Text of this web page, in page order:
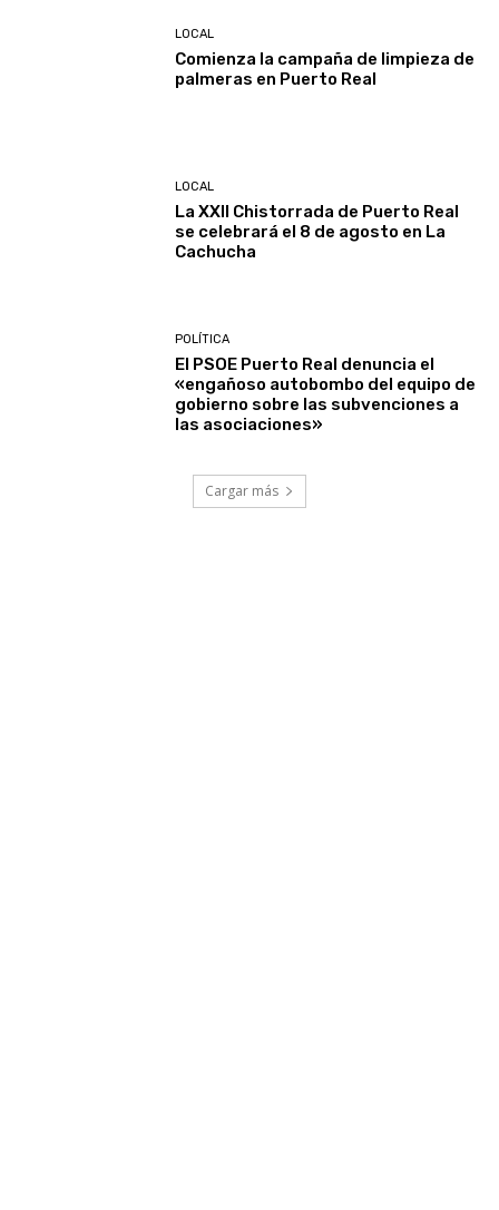
LOCAL
Comienza la campaña de limpieza de
palmeras en Puerto Real
LOCAL
La XXII Chistorrada de Puerto Real
se celebrará el 8 de agosto en La
Cachucha
POLÍTICA
El PSOE Puerto Real denuncia el
«engañoso autobombo del equipo de
gobierno sobre las subvenciones a
las asociaciones»
Cargar más